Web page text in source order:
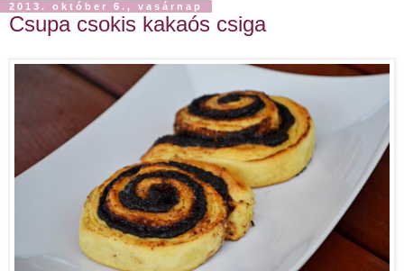
2013. október 6., vasárnap
Csupa csokis kakaós csiga